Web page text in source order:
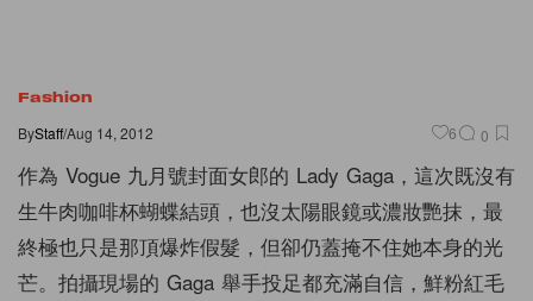
Fashion
ByStaff/Aug 14, 2012 6 0
作為 Vogue 九月號封面女郎的 Lady Gaga，這次既沒有
生牛肉咖啡杯蝴蝶結頭，也沒太陽眼鏡或濃妝艷抹，最
終極也只是那頂爆炸假髮， 但卻仍蓋掩不住她本身的光
芒。拍攝現場的 Gaga 舉手投足都充滿自信， 鮮粉紅毛